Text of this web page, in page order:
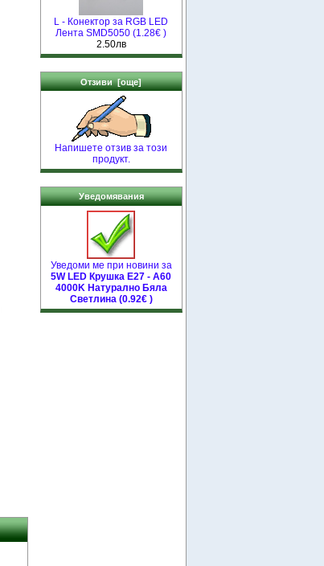
L - Конектор за RGB LED
Лента SMD5050 (1.28€ )
2.50лв
Отзиви [още]
Напишете отзив за този
продукт.
Уведомявания
Уведоми ме при новини за
5W LED Крушка E27 - A60
4000K Натурално Бяла
Светлина (0.92€ )